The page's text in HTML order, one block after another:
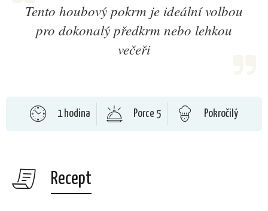
Tento houbový pokrm je ideální volbou
pro dokonalý předkrm nebo lehkou
večeři
1 hodina Porce 5 Pokročilý
Recept